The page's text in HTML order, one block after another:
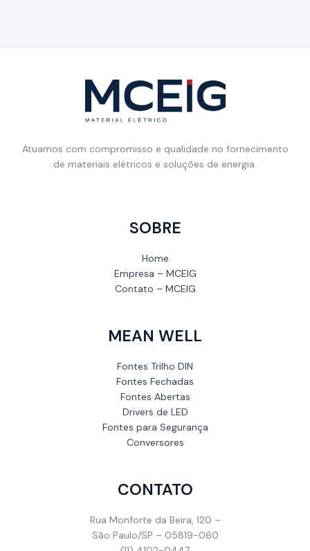
Atuamos com compromisso e qualidade no fornecimento
de materiais elétricos e soluções de energia.
SOBRE
Home
Empresa – MCEIG
Contato – MCEIG
MEAN WELL
Fontes Trilho DIN
Fontes Fechadas
Fontes Abertas
Drivers de LED
Fontes para Segurança
Conversores
CONTATO
Rua Monforte da Beira, 120 –
São Paulo/SP – 05819-060